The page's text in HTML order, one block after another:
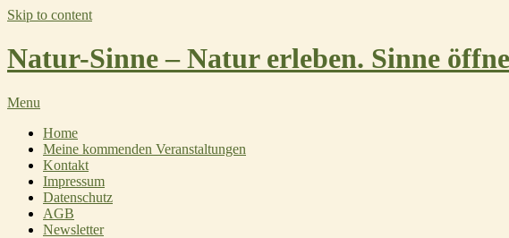
Skip to content
Natur-Sinne – Natur erleben. Sinne
Menu
Home
Meine kommenden Veranstaltungen
Kontakt
Impressum
Datenschutz
AGB
Newsletter